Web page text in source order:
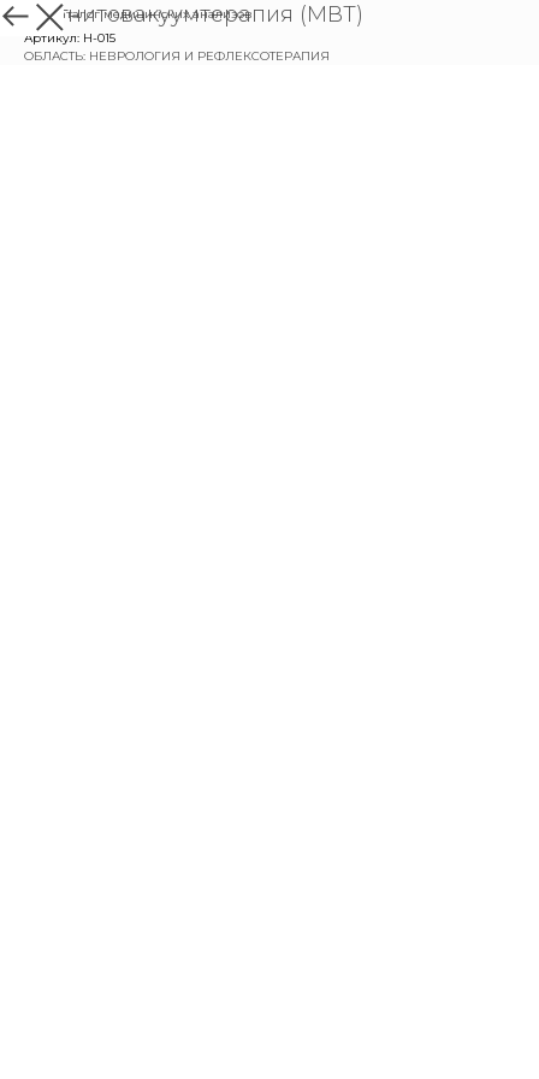
назад в каталог медицинских анализов
Магнитовакуумтерапия (МВТ)
Артикул: Н-015
ОБЛАСТЬ: НЕВРОЛОГИЯ И РЕФЛЕКСОТЕРАПИЯ